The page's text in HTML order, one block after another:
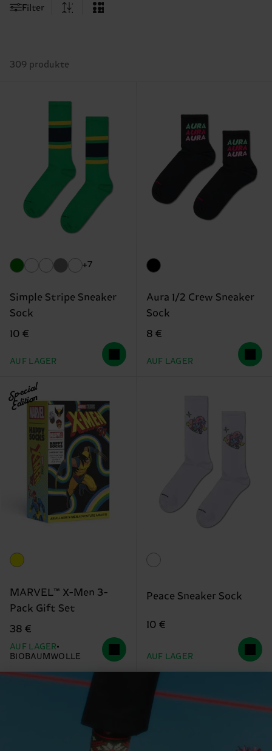
Filter
309 produkte
+7
Simple Stripe Sneaker
Sock
10 €
AUF LAGER
Aura 1/2 Crew Sneaker
Sock
8 €
AUF LAGER
Special
Edition
MARVEL™ X-Men 3-
Pack Gift Set
38 €
AUF LAGER
BIOBAUMWOLLE
Peace Sneaker Sock
10 €
AUF LAGER